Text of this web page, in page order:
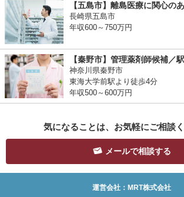
【五島市】離島医療に関心の
長崎県五島市
年収600～750万円
【秦野市】管理薬剤師候補／
神奈川県秦野市
東海大学前駅より徒歩4分
年収500～600万円
気になることは、お気軽にご相談
メールで相談する
運営会社：MRT株式会社